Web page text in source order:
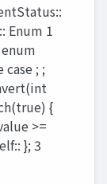
Enum 1
case ; ;
{
>=
}; 3